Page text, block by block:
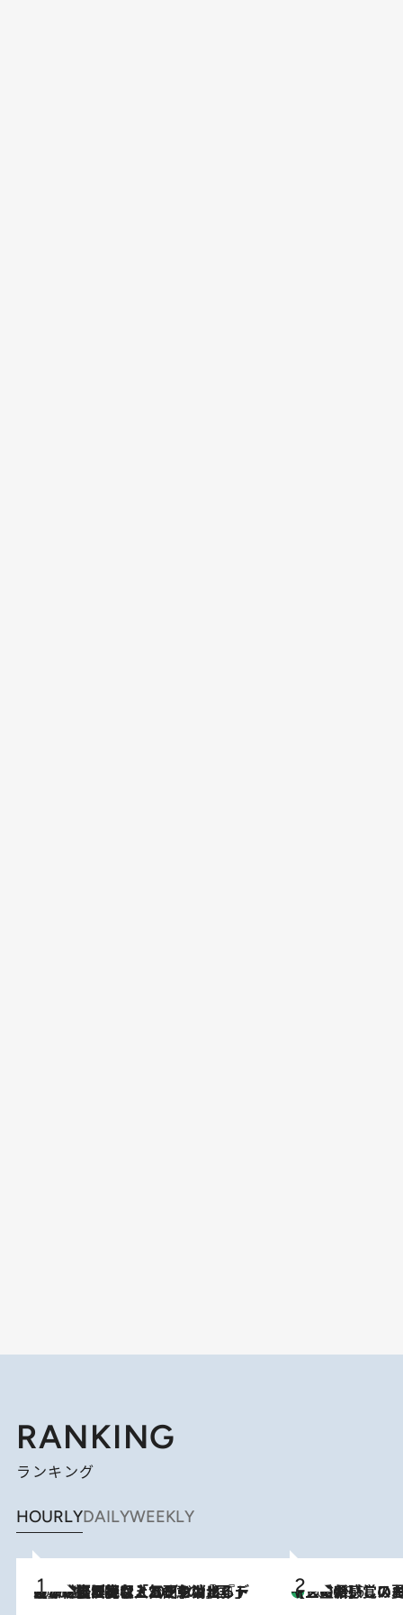
RANKING
ランキング
HOURLYDAILYWEEKLY
2026.8.5
【なぜ吉沢亮は「気配を消せる」のか？】興行収入208億の『国宝』を経て挑むミュージカル『ディア・エヴァン・ハンセン』。トップ俳優が舞台上でさらけ出した“孤独”とは 2026.8.6
【三重県】この夏絶対食べたい 冷やしておいしいおやつ3選 お餅×